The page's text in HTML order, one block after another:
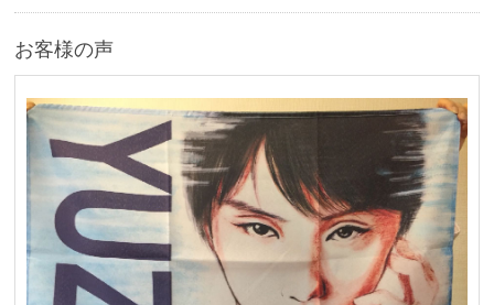
お客様の声